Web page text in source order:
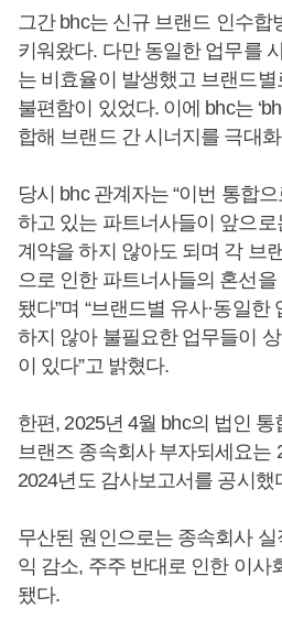
그간 bhc는 신규 브랜드 인수
키워왔다. 다만 동일한 업무를
는 비효율이 발생했고 브랜드
불편함이 있었다. 이에 bhc는
합해 브랜드 간 시너지를 극대
당시 bhc 관계자는 “이번 통합
하고 있는 파트너사들이 앞으
계약을 하지 않아도 되며 각 브
으로 인한 파트너사들의 혼선
됐다”며 “브랜드별 유사·동일한
하지 않아 불필요한 업무들이
이 있다”고 밝혔다.
한편, 2025년 4월 bhc의 법인
브랜즈 종속회사 부자되세요는
2024년도 감사보고서를 공시했
무산된 원인으로는 종속회사
익 감소, 주주 반대로 인한 이사
됐다.